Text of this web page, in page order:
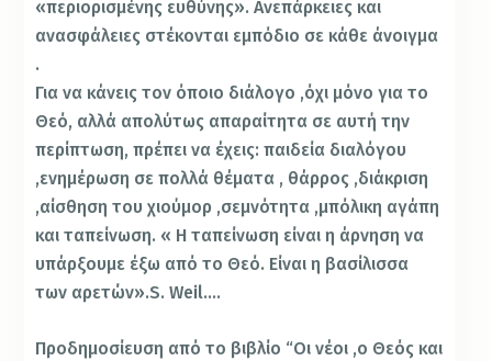
«περιορισμένης ευθύνης». Ανεπάρκειες και
ανασφάλειες στέκονται εμπόδιο σε κάθε άνοιγμα
.
Για να κάνεις τον όποιο διάλογο ,όχι μόνο για το
Θεό, αλλά απολύτως απαραίτητα σε αυτή την
περίπτωση, πρέπει να έχεις: παιδεία διαλόγου
,ενημέρωση σε πολλά θέματα , θάρρος ,διάκριση
,αίσθηση του χιούμορ ,σεμνότητα ,μπόλικη αγάπη
και ταπείνωση. « Η ταπείνωση είναι η άρνηση να
υπάρξουμε έξω από το Θεό. Είναι η βασίλισσα
των αρετών».S. Weil….
Προδημοσίευση από το βιβλίο “Οι νέοι ,ο Θεός και